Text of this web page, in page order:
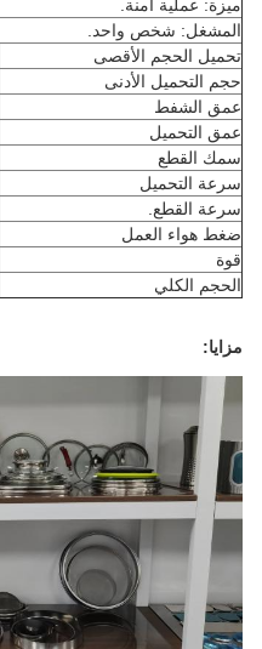
ميزة: عملية آمنة.
المشغل: شخص واحد.
تحميل الحجم الأقصى
حجم التحميل الأدنى
عمق الشفط
عمق التحميل
سمك القطع
سرعة التحميل
سرعة القطع.
ضغط هواء العمل
قوة
الحجم الكلي
مزايا: